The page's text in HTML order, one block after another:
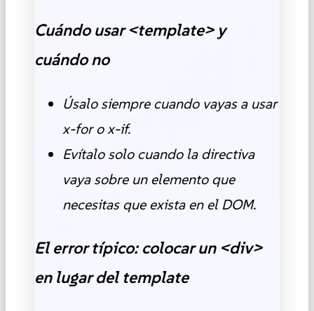
Cuándo usar <template> y
cuándo no
Úsalo siempre cuando vayas a usar
x-for o x-if.
Evítalo solo cuando la directiva
vaya sobre un elemento que
necesitas que exista en el DOM.
El error típico: colocar un <div>
en lugar del template